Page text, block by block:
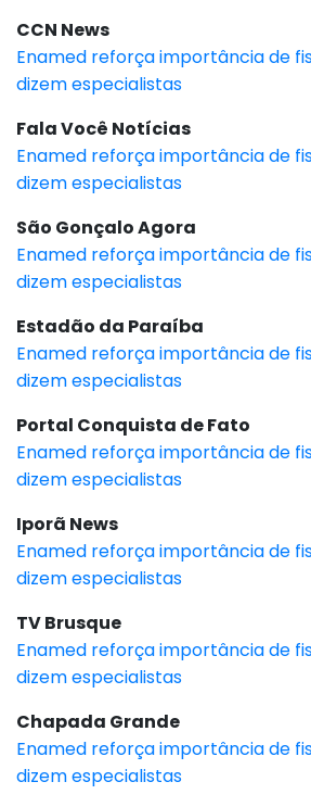
CCN News
Enamed reforça importância de
dizem especialistas
Fala Você Notícias
Enamed reforça importância de
dizem especialistas
São Gonçalo Agora
Enamed reforça importância de
dizem especialistas
Estadão da Paraíba
Enamed reforça importância de
dizem especialistas
Portal Conquista de Fato
Enamed reforça importância de
dizem especialistas
Iporã News
Enamed reforça importância de
dizem especialistas
TV Brusque
Enamed reforça importância de
dizem especialistas
Chapada Grande
Enamed reforça importância de
dizem especialistas